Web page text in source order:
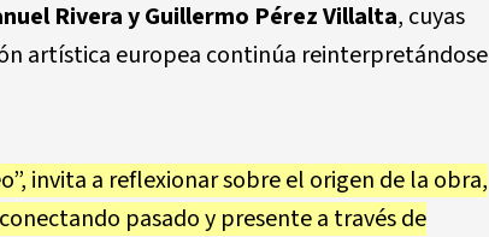
Rivera y Guillermo Pérez Villalta, cuyas
artística europea continúa reinterpretándose
invita a reflexionar sobre el origen de la obra,
pasado y presente a través de